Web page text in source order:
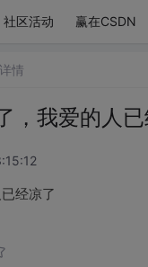
社区活动 赢在CSDN
情
，我爱的人
经凉了